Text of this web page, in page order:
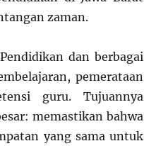
zaman.
dan berbagai
pemerataan
guru. Tujuannya
memastikan bahwa
yang sama untuk